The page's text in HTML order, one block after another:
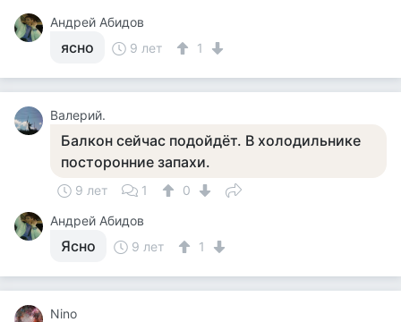
Андрей Абидов
ясно 9 лет 1
Валерий.
Балкон сейчас подойдёт. В холодильнике
посторонние запахи.
9 лет 1
0
Андрей Абидов
Ясно 9 лет 1
Nino